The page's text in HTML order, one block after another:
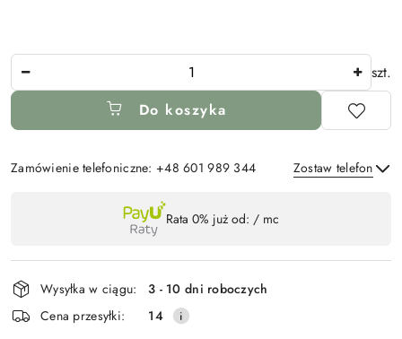
szt.
Do koszyka
Zamówienie telefoniczne: +48 601 989 344 Zostaw telefon
płatność
i
dostawa
Rata 0% już od: / mc
Wysyłka w ciągu:
3 - 10 dni roboczych
Cena przesyłki:
14